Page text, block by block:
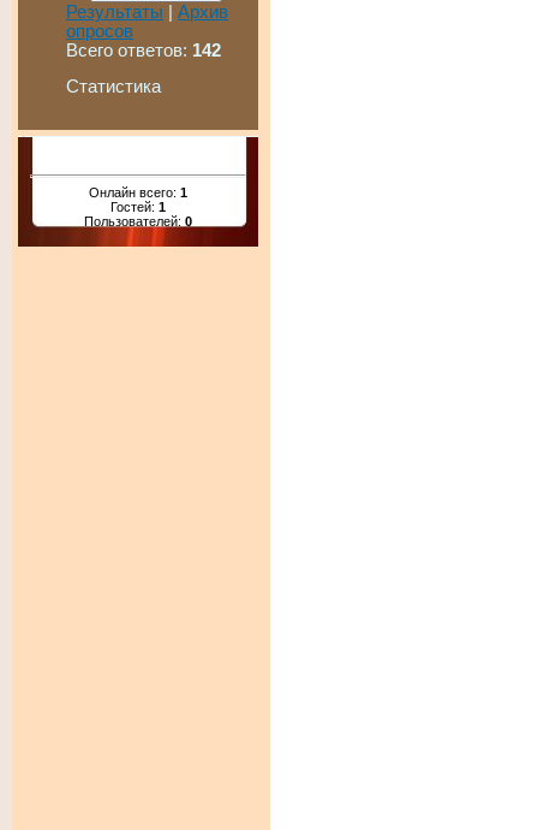
Результаты | Архив
опросов
Всего ответов: 142
Статистика
Онлайн всего: 1
Гостей: 1
Пользователей: 0